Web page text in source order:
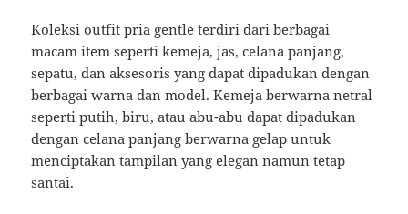
Koleksi outfit pria gentle terdiri dari berbagai
macam item seperti kemeja, jas, celana panjang,
sepatu, dan aksesoris yang dapat dipadukan dengan
berbagai warna dan model. Kemeja berwarna netral
seperti putih, biru, atau abu-abu dapat dipadukan
dengan celana panjang berwarna gelap untuk
menciptakan tampilan yang elegan namun tetap
santai.